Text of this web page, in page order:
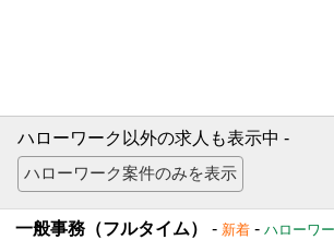
ハローワーク以外の求人も表示中 -
一般事務（フルタイム） - 新着 - ハローワ